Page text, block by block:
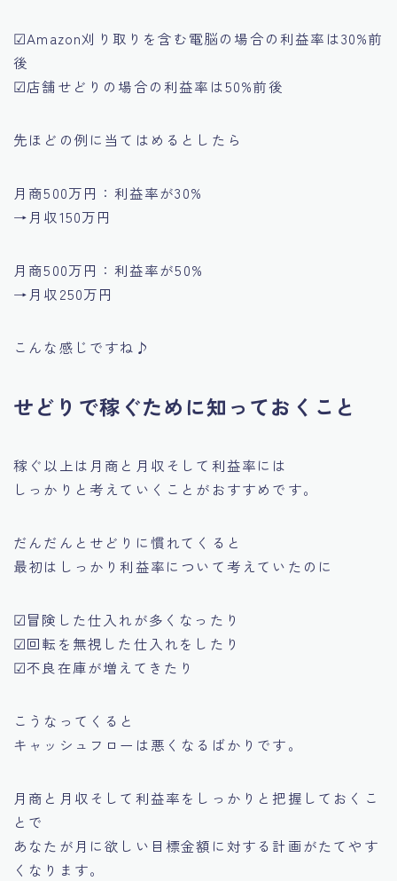
☑Amazon刈り取りを含む電脳の場合の利益率は30%前
後
☑店舗せどりの場合の利益率は50%前後
先ほどの例に当てはめるとしたら
月商500万円：利益率が30%
→月収150万円
月商500万円：利益率が50%
→月収250万円
こんな感じですね♪
せどりで稼ぐために知っておくこと
稼ぐ以上は 月商と月収そして利益率には
しっかりと考えていくことがおすすめです。
だんだんとせどりに慣れてくると
最初はしっかり利益率について考えていたのに
☑冒険した仕入れが多くなったり
☑回転を無視した仕入れをしたり
☑不良在庫が増えてきたり
こうなってくると
キャッシュフローは悪くなるばかりです。
月商と月収そして利益率をしっかりと把握しておくこ
とで
あなたが月に欲しい目標金額に対する計画がたてやす
くなります。